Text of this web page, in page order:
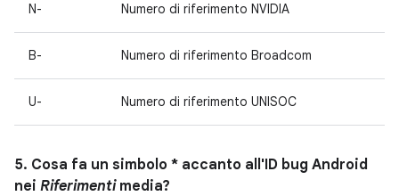
N- Numero di riferimento NVIDIA
B- Numero di riferimento Broadcom
U- Numero di riferimento UNISOC
5. Cosa fa un simbolo * accanto all'ID bug Android
nei Riferimentimedia?